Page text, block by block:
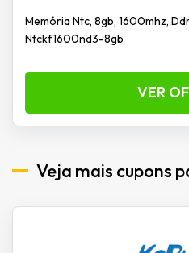
Memória Ntc, 8gb, 1600mhz,
Ntckf1600nd3-8gb
VER
Veja mais cupons